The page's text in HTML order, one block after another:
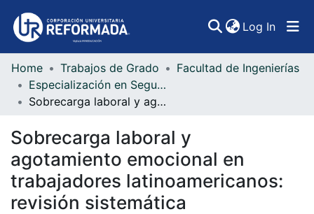
Log In
Communities & Collections
All of DSpace
Statistics
Home Trabajos de Grado
Facultad de Ingenierías
Especialización en Seguridad y Salud en el Trabajo
Sobrecarga laboral y agotamiento emocional en trabajadores latinoamericanos: revisión sistemática
Sobrecarga laboral y
agotamiento emocional en
trabajadores latinoamericanos:
revisión sistemática